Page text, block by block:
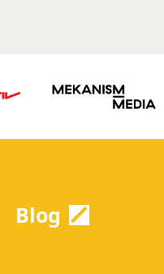
Blog